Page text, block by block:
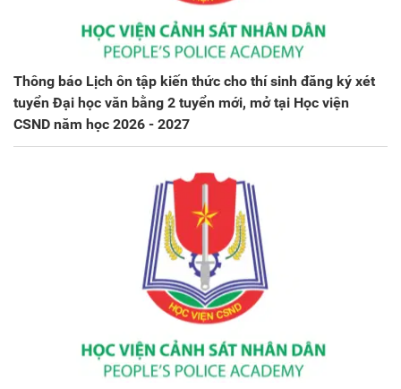
Thông báo Lịch ôn tập kiến thức cho thí sinh đăng ký xét
tuyển Đại học văn bằng 2 tuyển mới, mở tại Học viện
CSND năm học 2026 - 2027